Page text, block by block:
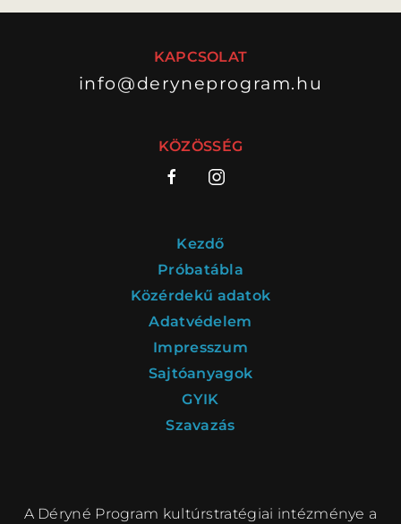
KAPCSOLAT
info@deryneprogram.hu
KÖZÖSSÉG
Kezdő
Próbatábla
Közérdekű adatok
Adatvédelem
Impresszum
Sajtóanyagok
GYIK
Szavazás
A Déryné Program kultúrstratégiai intézménye a